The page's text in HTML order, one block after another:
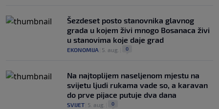
Šezdeset posto stanovnika glavnog
grada u kojem živi mnogo Bosanaca živi
u stanovima koje daje grad
EKONOMIJA 5. aug. 0
Na najtoplijem naseljenom mjestu na
svijetu ljudi rukama vade so, a karavan
do prve pijace putuje dva dana
SVIJET 5. aug. 0